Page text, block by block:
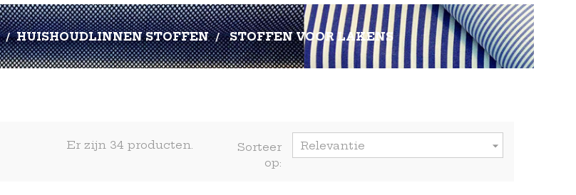
HUISHOUDLINNEN STOFFEN STOFFEN VOOR LAKENS
Er zijn 34 producten.
Sorteer
op:
Relevantie 